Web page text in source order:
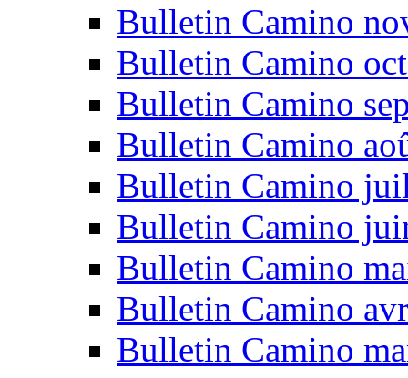
Bulletin Camino
Bulletin Camino
Bulletin Camino
Bulletin Camino
Bulletin Camino
Bulletin Camino
Bulletin Camino
Bulletin Camino
Bulletin Camino